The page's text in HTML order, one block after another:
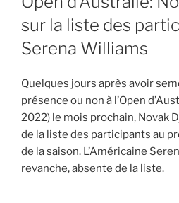
sur la liste des
Serena Williams
Quelques jours après avoir
présence ou non à l’Open
2022) le mois prochain, Novak
de la liste des participants au
de la saison. L’Américaine
revanche, absente de la liste.